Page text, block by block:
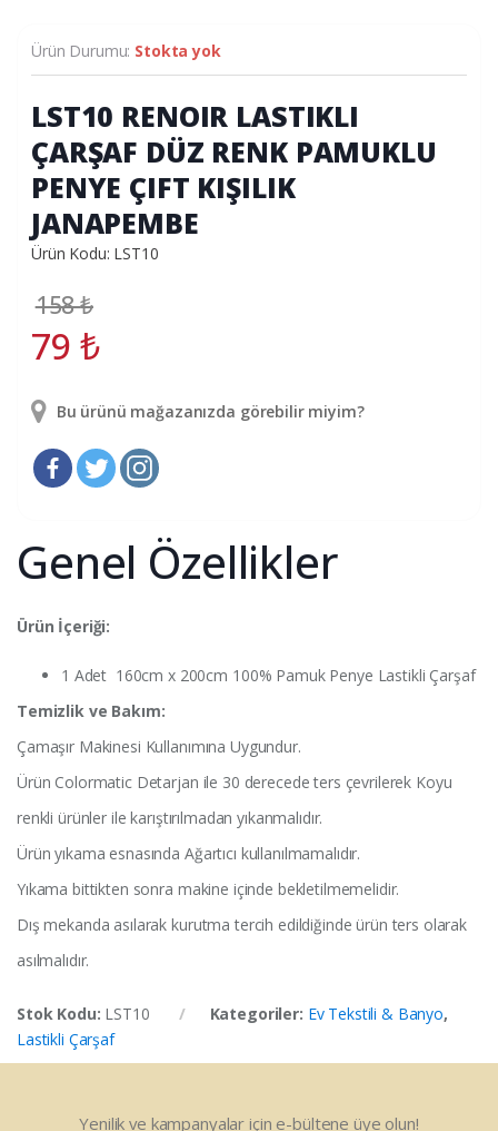
Ürün Durumu: Stokta yok
LST10 RENOIR LASTIKLI
ÇARŞAF DÜZ RENK PAMUKLU
PENYE ÇIFT KIŞILIK
JANAPEMBE
Ürün Kodu: LST10
158₺
79 ₺
Bu ürünü mağazanızda görebilir miyim?
Genel Özellikler
Ürün İçeriği:
1 Adet 160cm x 200cm 100% Pamuk Penye Lastikli Çarşaf
Temizlik ve Bakım:
Çamaşır Makinesi Kullanımına Uygundur.
Ürün Colormatic Detarjan ile 30 derecede ters çevrilerek Koyu
renkli ürünler ile karıştırılmadan yıkanmalıdır.
Ürün yıkama esnasında Ağartıcı kullanılmamalıdır.
Yıkama bittikten sonra makine içinde bekletilmemelidir.
Dış mekanda asılarak kurutma tercih edildiğinde ürün ters olarak
asılmalıdır.
Stok Kodu: LST10 Kategoriler: Ev Tekstili & Banyo,
Lastikli Çarşaf
Yenilik ve kampanyalar için e-bültene üye olun!